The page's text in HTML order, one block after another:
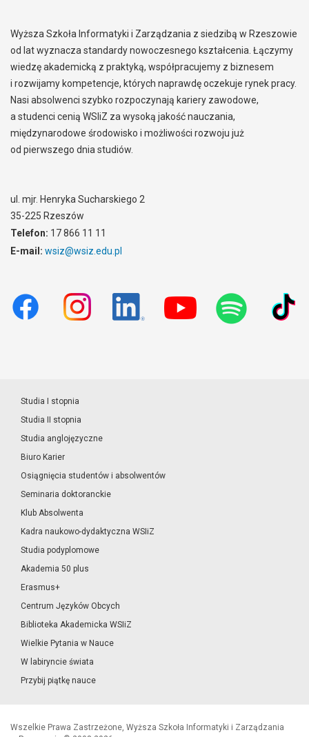
Wyższa Szkoła Informatyki i Zarządzania z siedzibą w Rzeszowie
od lat wyznacza standardy nowoczesnego kształcenia. Łączymy
wiedzę akademicką z praktyką, współpracujemy z biznesem
i rozwijamy kompetencje, których naprawdę oczekuje rynek pracy.
Nasi absolwenci szybko rozpoczynają kariery zawodowe,
a studenci cenią WSIiZ za wysoką jakość nauczania,
międzynarodowe środowisko i możliwości rozwoju już
od pierwszego dnia studiów.
ul. mjr. Henryka Sucharskiego 2
35-225 Rzeszów
Telefon: 17 866 11 11
E-mail: wsiz@wsiz.edu.pl
Studia I stopnia
Studia II stopnia
Studia anglojęzyczne
Biuro Karier
Osiągnięcia studentów i absolwentów
Seminaria doktoranckie
Klub Absolwenta
Kadra naukowo-dydaktyczna WSIiZ
Studia podyplomowe
Akademia 50 plus
Erasmus+
Centrum Języków Obcych
Biblioteka Akademicka WSIiZ
Wielkie Pytania w Nauce
W labiryncie świata
Przybij piątkę nauce
Wszelkie Prawa Zastrzeżone, Wyższa Szkoła Informatyki i Zarządzania